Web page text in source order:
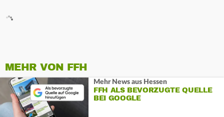
MEHR VON FFH
Mehr News aus Hessen
FFH ALS BEVORZUGTE QUELLE
BEI GOOGLE